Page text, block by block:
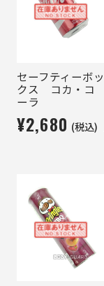
セーフティーボッ
クス コカ・コ
ーラ
¥2,680 (税込)